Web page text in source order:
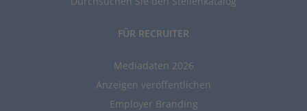
FÜR RECRUITER
Mediadaten 2026
Anzeigen veröffentlichen
Employer Branding